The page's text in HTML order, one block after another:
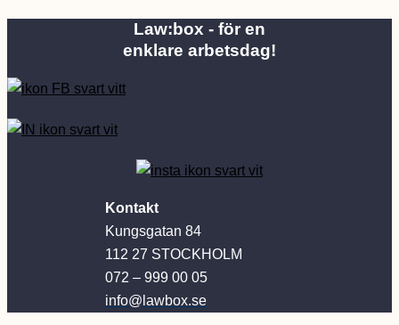
Law:box - för en
enklare arbetsdag!
Kontakt
Kungsgatan 84
112 27 STOCKHOLM
072 – 999 00 05
info@lawbox.se